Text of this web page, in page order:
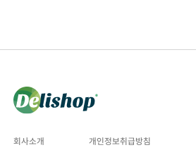
회사소개 개인정보취급방침